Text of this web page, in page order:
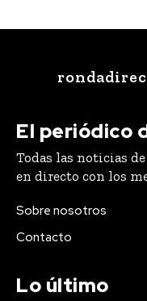
El periódico
Todas las noticias
en directo con los
Sobre nosotros
Contacto
Lo último